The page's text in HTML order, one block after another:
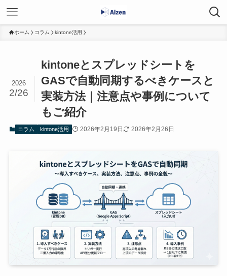
ホーム コラム kintone活用
kintoneとスプレッドシートを
GASで自動同期するべきケースと
実装方法｜注意点や事例について
もご紹介
2026
2/26
コラム kintone活用 2026年2月19日 2026年2月26日